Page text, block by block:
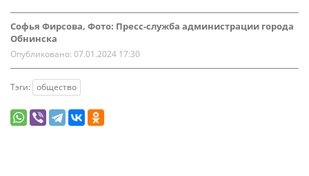
Софья Фирсова, Фото: Пресс-служба администрации города
Обнинска
Опубликовано: 07.01.2024 17:30
Тэги: общество